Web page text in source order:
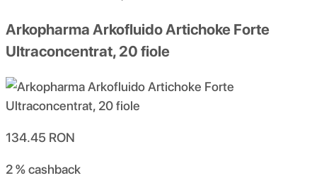
Arkopharma Arkofluido Artichoke Forte
Ultraconcentrat, 20 fiole
134.45 RON
2 %cashback